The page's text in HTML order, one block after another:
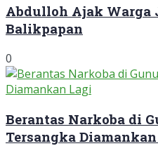
Abdulloh Ajak Warga
Balikpapan
0
Berantas Narkoba di
Tersangka